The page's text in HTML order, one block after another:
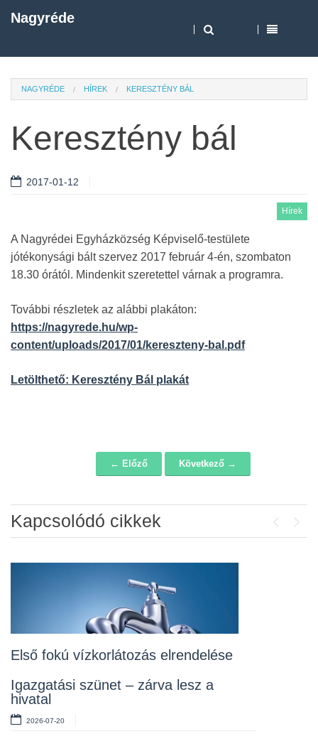
Nagyréde
NAGYRÉDE HÍREK KERESZTÉNY BÁL
Keresztény bál
2017-01-12
Hírek
A Nagyrédei Egyházközség Képviselő-testülete
jótékonysági bált szervez 2017 február 4-én, szombaton
18.30 órától. Mindenkit szeretettel várnak a programra.
További részletek az alábbi plakáton:
https://nagyrede.hu/wp-
content/uploads/2017/01/kereszteny-bal.pdf
Letölthető: Keresztény Bál plakát
← Előző Következő →
Kapcsolódó cikkek
Első fokú vízkorlátozás elrendelése
Igazgatási szünet – zárva lesz a
hivatal
2026-07-20
Álláspályázat – konyhai kisegítő
Lakossági fórum az Erzsébet téri
2026-07-10
Rendelet kihirdetése
2026-07-10
Álláspályázat – takarító